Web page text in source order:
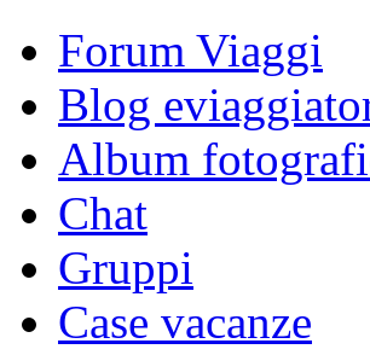
Forum Viaggi
Blog
Album
Chat
Gruppi
Case vacanze